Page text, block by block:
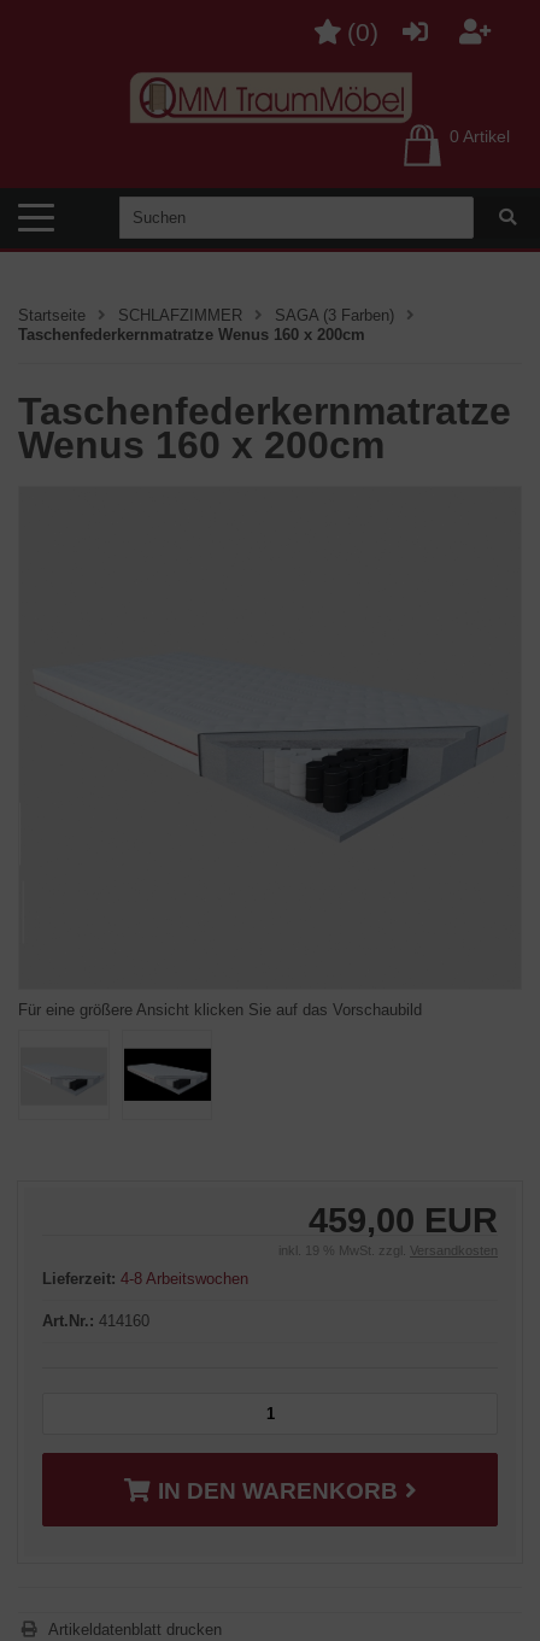
(0)
0 Artikel
Startseite SCHLAFZIMMER
SAGA (3 Farben)
Taschenfederkernmatratze Wenus 160 x 200cm
Taschenfederkernmatratze
Wenus 160 x 200cm
Für eine größere Ansicht klicken Sie auf das Vorschaubild
459,00 EUR
inkl. 19 % MwSt. zzgl. Versandkosten
Lieferzeit: 4-8 Arbeitswochen
Art.Nr.: 414160
IN DEN WARENKORB
Artikeldatenblatt drucken